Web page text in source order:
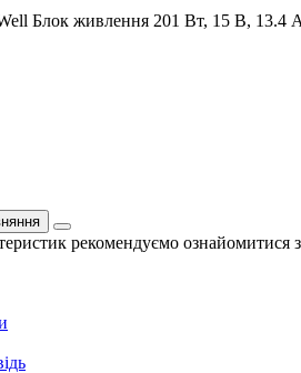
рекомендуємо ознайомитися